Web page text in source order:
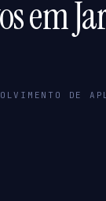
em
DE